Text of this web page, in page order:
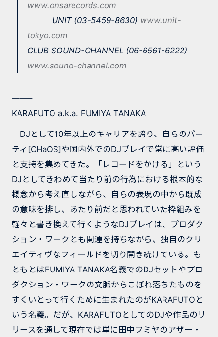
www.onsarecords.com
UNIT (03-5459-8630) www.unit-
tokyo.com
CLUB SOUND-CHANNEL (06-6561-6222)
www.sound-channel.com
——–
KARAFUTO a.k.a. FUMIYA TANAKA
DJとして10年以上のキャリアを誇り、自らのパー
ティ[CHaOS]や国内外でのDJプレイで常に高い評価
と支持を集めてきた。「レコードをかける」という
DJとしてきわめて当たり前の行為における根本的な
概念から考え直しながら、自らの表現の中から既成
の意味を排し、あたり前だと思われていた枠組みを
軽々と書き換えて行くようなDJプレイは、プロダク
ション・ワークとも関連を持ちながら、独自のクリ
エイティヴなフィールドを切り開き続けている。も
ともとはFUMIYA TANAKA名義でのDJセットやプロ
ダクション・ワークの文脈からこぼれ落ちたものを
すくいとって行くために生まれたのがKARAFUTOと
いう名義。だが、KARAFUTOとしてのDJや作品のリ
リースを通して現在では単に田中フミヤのアザー・